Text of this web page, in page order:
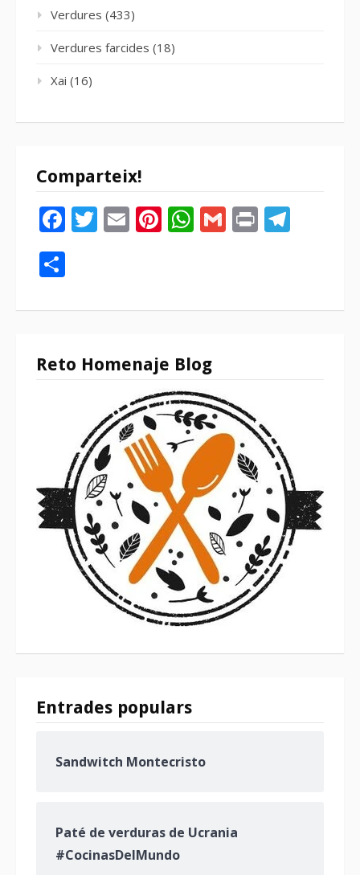
Verdures (433)
Verdures farcides (18)
Xai (16)
Comparteix!
Facebook
Twitter
EmailPinterest
WhatsApp
Gmail
Print
Reto Homenaje Blog
Entrades populars
Sandwitch Montecristo
Paté de verduras de Ucrania
#CocinasDelMundo